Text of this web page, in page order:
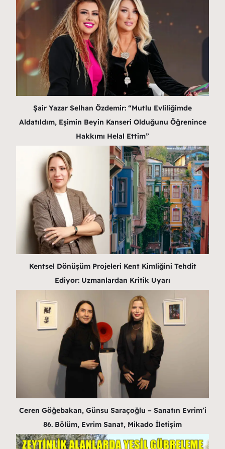
Şair Yazar Selhan Özdemir: “Mutlu Evliliğimde
Aldatıldım, Eşimin Beyin Kanseri Olduğunu Öğrenince
Hakkımı Helal Ettim”
Kentsel Dönüşüm Projeleri Kent Kimliğini Tehdit
Ediyor: Uzmanlardan Kritik Uyarı
Ceren Göğebakan, Günsu Saraçoğlu – Sanatın Evrim’i
86. Bölüm, Evrim Sanat, Mikado İletişim